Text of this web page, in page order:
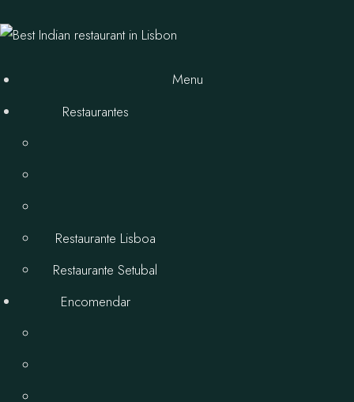
Restaurantes
Restaurante Lisboa
Restaurante Setubal
Encomendar
Menu